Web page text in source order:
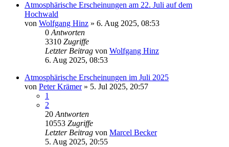
Atmosphärische Erscheinungen am 22. Juli auf dem
Hochwald
von Wolfgang Hinz » 6. Aug 2025, 08:53
0 Antworten
3310 Zugriffe
Letzter Beitrag von Wolfgang Hinz
6. Aug 2025, 08:53
Atmosphärische Erscheinungen im Juli 2025
von Peter Krämer» 5. Jul 2025, 20:57
1
2
20 Antworten
10553 Zugriffe
Letzter Beitrag von Marcel Becker
5. Aug 2025, 20:55